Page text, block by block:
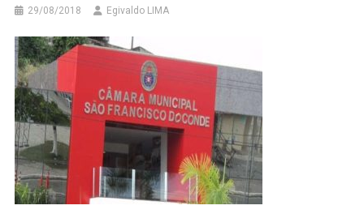
29/08/2018 Egivaldo LIMA